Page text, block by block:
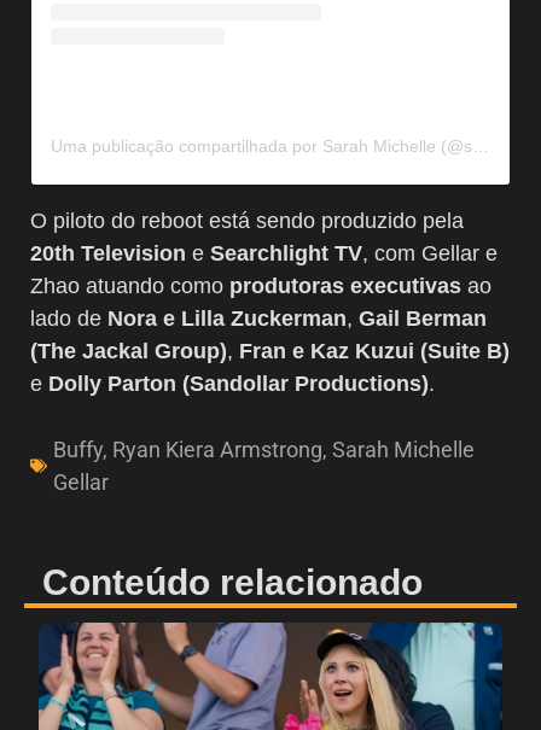
O piloto do reboot está sendo produzido pela
20th Television e Searchlight TV, com Gellar e
Zhao atuando como produtoras executivas ao
lado de Nora e Lilla Zuckerman, Gail Berman
(The Jackal Group), Fran e Kaz Kuzui (Suite B)
e Dolly Parton (Sandollar Productions).
Buffy, Ryan Kiera Armstrong, Sarah Michelle
Gellar
Conteúdo relacionado